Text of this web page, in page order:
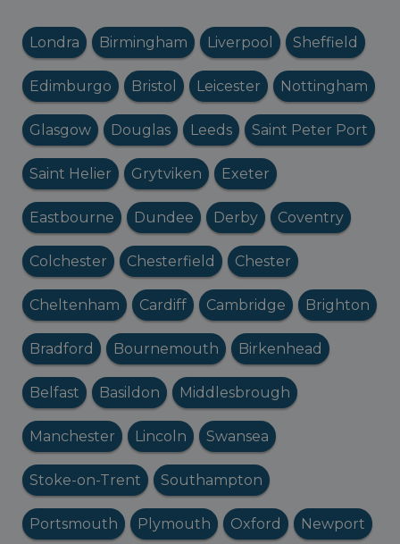
Londra Birmingham Liverpool Sheffield
Edimburgo Bristol Leicester Nottingham
Glasgow Douglas Leeds Saint Peter Port
Saint Helier Grytviken Exeter
Eastbourne Dundee Derby Coventry
Colchester Chesterfield Chester
Cheltenham Cardiff Cambridge Brighton
Bradford Bournemouth Birkenhead
Belfast Basildon Middlesbrough
Manchester Lincoln Swansea
Stoke-on-Trent Southampton
Portsmouth Plymouth Oxford Newport